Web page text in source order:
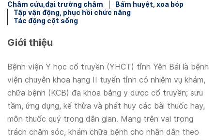
Châm cứu,đại trường châm
Bấm huyệt, xoa bóp
Tập vận động, phục hồi chức năng
Tác động cột sống
Giới thiệu
Bệnh viện Y học cổ truyền (YHCT) tỉnh Yên Bái là bệnh
viện chuyên khoa hạng II tuyến tỉnh có nhiệm vụ khám,
chữa bệnh (KCB) đa khoa bằng y dược cổ truyền; sưu
tầm, ứng dụng, kế thừa và phát huy các bài thuốc hay,
môn thuốc quý trong dân gian. Mang trên vai trọng
trách chăm sóc, khám chữa bệnh cho nhân dân theo